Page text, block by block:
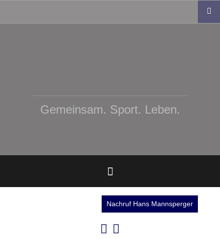
springen
Gemeinsam. Sport. Leben.
Nachruf Hans Mannsperger